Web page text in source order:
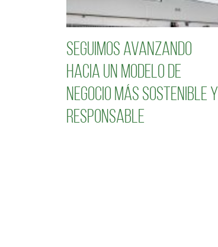
Seguimos avanzando
hacia un modelo de
negocio más sostenible y
responsable